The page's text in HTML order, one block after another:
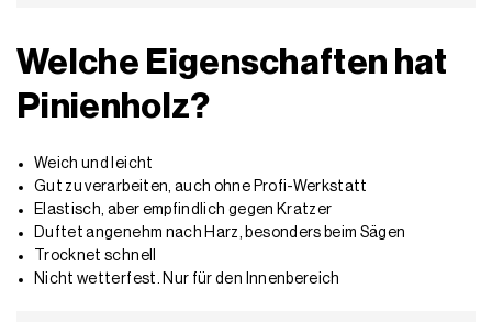
Welche Eigenschaften hat
Pinienholz?
Weich und leicht
Gut zu verarbeiten, auch ohne Profi-Werkstatt
Elastisch, aber empfindlich gegen Kratzer
Duftet angenehm nach Harz, besonders beim Sägen
Trocknet schnell
Nicht wetterfest. Nur für den Innenbereich